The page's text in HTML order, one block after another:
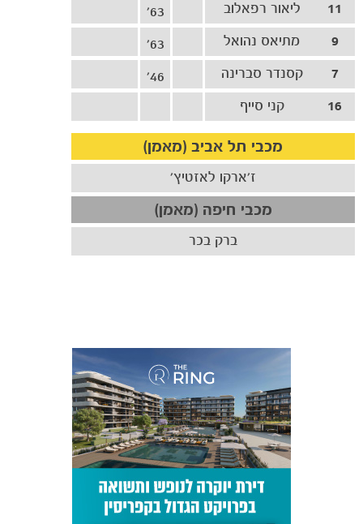
כרטיסים
11 ליאור רפאלוב
63'
9
מתיאס נהואל
63'
7
קסנדר סברינה
46'
16
קני סייף
מכבי תל אביב (מאמן)
ז'ארקו לאזטיץ'
מכבי חיפה (מאמן)
ברק בכר